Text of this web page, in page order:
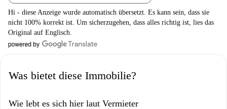
Hi - diese Anzeige wurde automatisch übersetzt. Es kann sein, dass sie
nicht 100% korrekt ist. Um sicherzugehen, dass alles richtig ist, lies das
Original auf Englisch.
Was bietet diese Immobilie?
Wie lebt es sich hier laut Vermieter